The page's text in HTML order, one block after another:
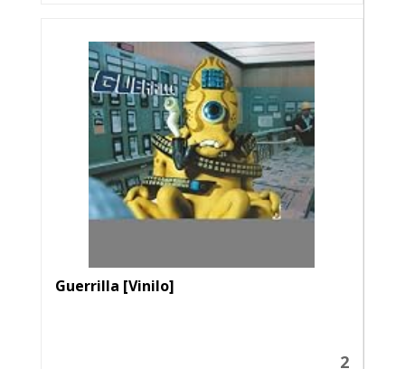
Guerrilla [Vinilo]
2